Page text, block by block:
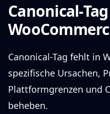
Canonical-
Canonical-Tag fehlt in
spezifische Ursachen,
Plattformgrenzen und
beheben.